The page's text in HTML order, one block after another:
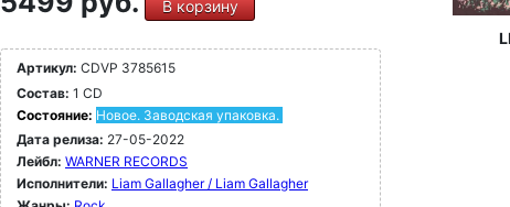
В корзину
Артикул: CDVP 3785615
Состав: 1 CD
Состояние: Новое. Заводская упаковка.
Дата релиза: 27-05-2022
Лейбл: WARNER RECORDS
Исполнители: Liam Gallagher / Liam Gallagher